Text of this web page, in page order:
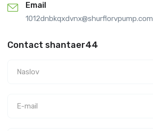
Email
1012dnbkqxdvnx@shurflorvpump.com
Contact shantaer44